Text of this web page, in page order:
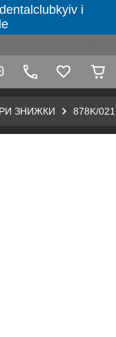
і
ЗНИЖКИ 878K/021